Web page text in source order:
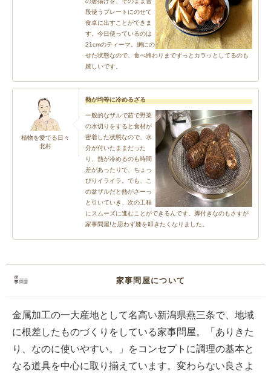
段使うプレートにのせて
食卓に出すことができま
す。今日使っているのは
21cmのティーマ。網にの
せた状態なので、食べ終わりまでずっとカラッとしてるのも
嬉しいです。
植物を愛でる日々
北村
熱が均等に冷めるざる
一般的なザルで茹で野菜
の水切りをすると食材が
密着した状態なので、水
分が付いたままだった
り、熱が冷めるのも時間
差があったりで、ちょっ
ぴりイライラ。でも、こ
の盆ザルだと熱がさーっ
と引いていき、次の工程
にスムーズに進むことができるんです。脚付きなのもさすが
家事問屋!と思わず膝を叩きたくなりました。
家事問屋について
金属加工の一大産地として名高い新潟県燕三条で、地域
に根差したものづくりをしている家事問屋。「ありきた
り、なのに使いやすい。」をコンセプトに調理の基本と
なる道具を中心に取り揃えています。変わらない良さよ